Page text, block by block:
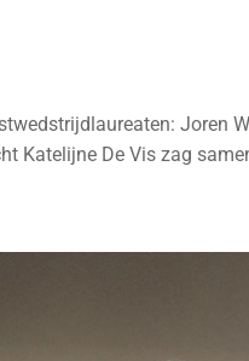
Joren
Katelijne De Vis zag